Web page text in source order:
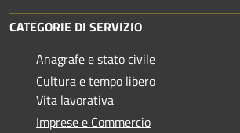
CATEGORIE DI SERVIZIO
Anagrafe e stato civile
Cultura e tempo libero
Vita lavorativa
Imprese e Commercio